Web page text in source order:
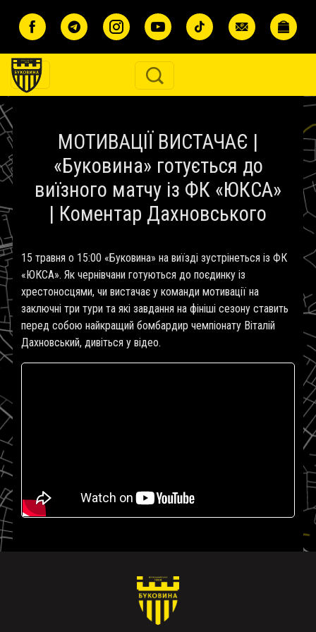
МОТИВАЦІЇ ВИСТАЧАЄ |
«Буковина» готується до
виїзного матчу із ФК «ЮКСА»
| Коментар Дахновського
15 травня о 15:00 «Буковина» на виїзді зустрінеться із ФК
«ЮКСА». Як чернівчани готуються до поєдинку із
хрестоносцями, чи вистачає у команди мотивації на
заключні три тури та які завдання на фініші сезону ставить
перед собою найкращий бомбардир чемпіонату Віталій
Дахновський, дивіться у відео.